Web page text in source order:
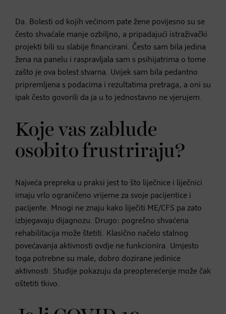
Da. Bolesti od kojih većinom pate žene povijesno su se
često shvaćale manje ozbiljno, a pripadajući istraživački
projekti bili su slabije financirani. Često sam bila jedina
žena na panelu i raspravljala sam s psihijatrima o tome
zašto je ova bolest stvarna. Uvijek sam bila pedantno
pripremljena s podacima i rezultatima pretraga, a oni su
ipak često govorili da ja u to jednostavno ne vjerujem.
Koje vas zablude
osobito frustriraju?
Najveća prepreka u praksi jest to što liječnice i liječnici
imaju vrlo ograničeno vrijeme za svoje pacijentice i
pacijente. Mnogi ne znaju kako liječiti ME/CFS pa zato
izbjegavaju dijagnozu. Drugo: pogrešno shvaćena
rehabilitacija može štetiti. Klasično načelo stalnog
povećavanja aktivnosti ovdje ne funkcionira. Umjesto
toga potrebne su male, dobro dozirane jedinice
aktivnosti. Studije pokazuju da preopterećenje može čak
oštetiti tkivo.